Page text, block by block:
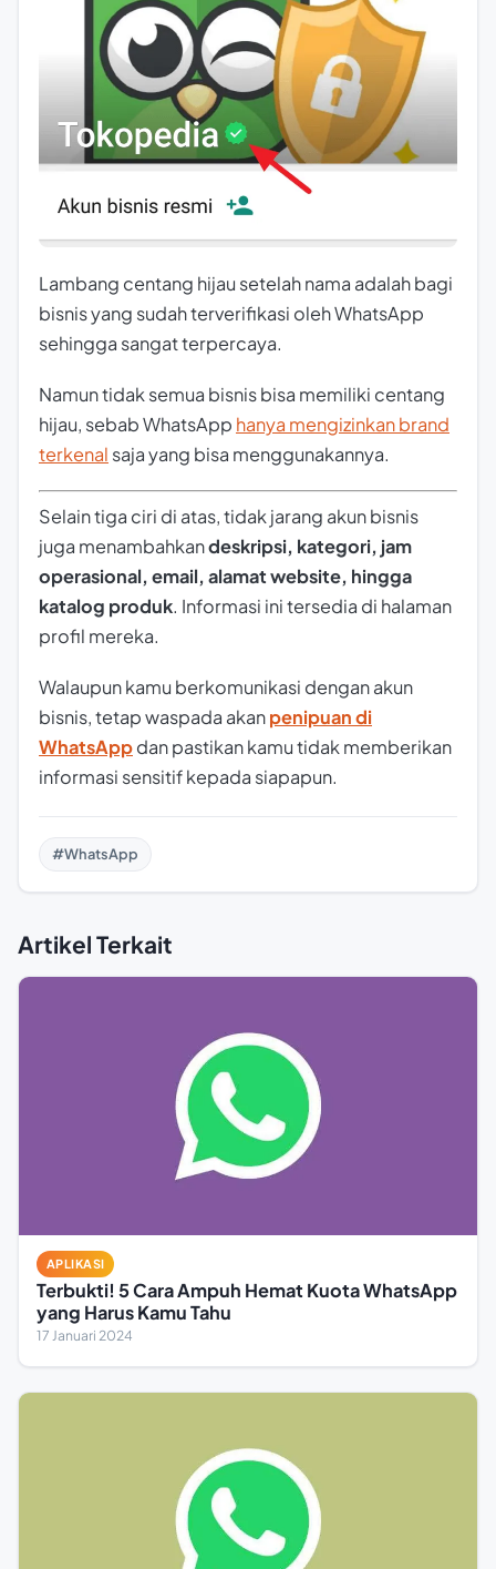
Lambang centang hijau setelah nama adalah bagi
bisnis yang sudah terverifikasi oleh WhatsApp
sehingga sangat terpercaya.
Namun tidak semua bisnis bisa memiliki centang
hijau, sebab WhatsApp hanya mengizinkan brand
terkenal saja yang bisa menggunakannya.
Selain tiga ciri di atas, tidak jarang akun bisnis
juga menambahkandeskripsi, kategori, jam
operasional, email, alamat website, hingga
katalog produk. Informasi ini tersedia di halaman
profil mereka.
Walaupun kamu berkomunikasi dengan akun
bisnis, tetap waspada akanpenipuan di
WhatsAppdan pastikan kamu tidak memberikan
informasi sensitif kepada siapapun.
#WhatsApp
Artikel Terkait
APLIKASI
Terbukti! 5 Cara Ampuh Hemat Kuota WhatsApp
yang Harus Kamu Tahu
17 Januari 2024